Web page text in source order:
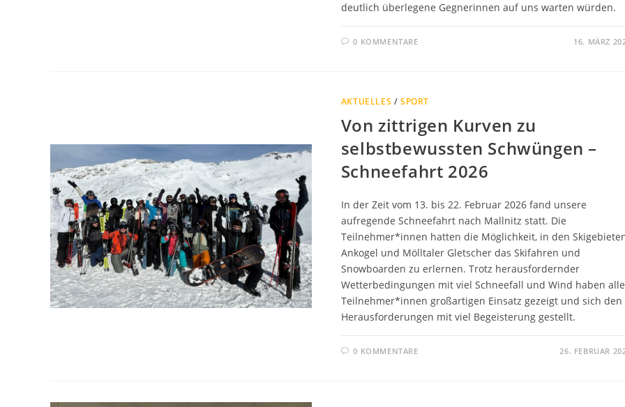
deutlich überlegene Gegnerinnen auf uns warten würden.
0 KOMMENTARE 16. MÄRZ
AKTUELLES /SPORT
Von zittrigen Kurven zu
selbstbewussten Schwüngen –
Schneefahrt 2026
In der Zeit vom 13. bis 22. Februar 2026 fand unsere
aufregende Schneefahrt nach Mallnitz statt. Die
Teilnehmer*innen hatten die Möglichkeit, in den
Ankogel und Mölltaler Gletscher das Skifahren und
Snowboarden zu erlernen. Trotz herausfordernder
Wetterbedingungen mit viel Schneefall und Wind haben alle
Teilnehmer*innen großartigen Einsatz gezeigt und sich den
Herausforderungen mit viel Begeisterung gestellt.
0 KOMMENTARE 26. FEBRUAR